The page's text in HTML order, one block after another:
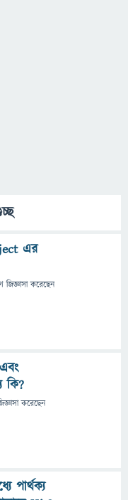
এর
জিজ্ঞাসাকরেছেন
কি?
করেছেন
পার্থক্য